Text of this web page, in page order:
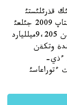
قذرئلئستئ
قولداؤ ءذشئن 2007 جئلعئ قئركذيةكتةن باستاپ 2009 جئلعئ
جةلتوقسانعا دةيئن رةسپؤبليكالئق بيؤدجةتتةن 9،205ميلليارد
وتكةن
ءذي-
ءتوراعاسئ